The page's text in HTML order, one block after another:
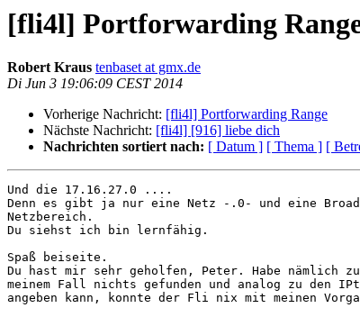
[fli4l] Portforwarding
Robert Kraus tenbaset at gmx.de
Di Jun 3 19:06:09 CEST 2014
Vorherige Nachricht: [fli4l] Portforwarding Range
Nächste Nachricht: [fli4l] [916] liebe dich
Nachrichten sortiert nach: [ Datum ] [ Thema ] [
Und die 17.16.27.0 ....
Denn es gibt ja nur eine Netz -.0- und eine
Netzbereich.
Du siehst ich bin lernfähig.
Spaß beiseite.
Du hast mir sehr geholfen, Peter. Habe nämlich
meinem Fall nichts gefunden und analog zu den
angeben kann, konnte der Fli nix mit meinen